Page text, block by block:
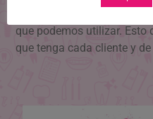
que podemos utilizar. Esto
que tenga cada cliente y